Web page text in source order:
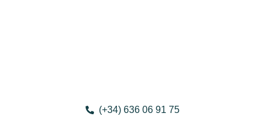
(+34) 636 06 91 75